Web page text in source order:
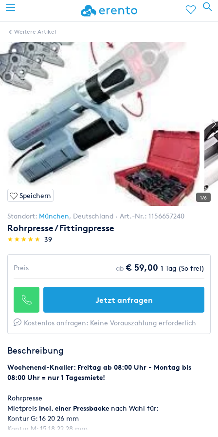
Weitere Artikel
Speichern 1/6
Standort: München, Deutschland Art.-Nr.: 1156657240
Rohrpresse / Fittingpresse
(*)
★
★
(*)★
★
(*) ★
★
(*) ★
★
(*) ★
★ 39
Preis ab € 59,00 1 Tag (So frei)
Jetzt anfragen
Kostenlos anfragen: Keine Vorauszahlung erforderlich
Beschreibung
Wochenend-Knaller: Freitag ab 08:00 Uhr - Montag bis
08:00 Uhr = nur 1 Tagesmiete!
Rohrpresse
Mietpreis incl. einer Pressbacke nach Wahl für:
Kontur G: 16 20 26 mm
Kontur M: 15 18 22 28 mm